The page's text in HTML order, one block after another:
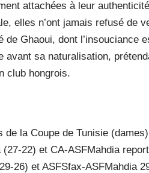
attachées à leur
elles n’ont jamais refusé de
Ghaoui, dont l’insouciance
avant sa naturalisation,
club hongrois.
la Coupe de Tunisie
22) et CA-ASFMahdia
26) et ASFSfax-ASFMahdia